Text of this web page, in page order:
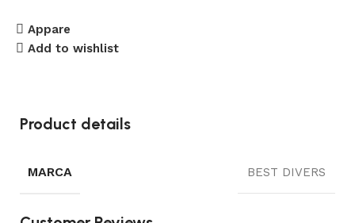
Appare
Add to wishlist
Product details
MARCA BEST DIVERS